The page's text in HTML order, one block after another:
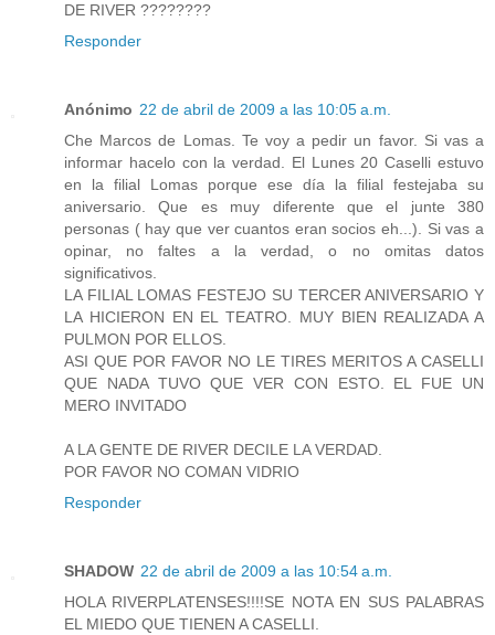
DE RIVER ????????
Responder
Anónimo 22 de abril de 2009 a las 10:05 a.m.
Che Marcos de Lomas. Te voy a pedir un favor. Si vas a
informar hacelo con la verdad. El Lunes 20 Caselli estuvo
en la filial Lomas porque ese día la filial festejaba su
aniversario. Que es muy diferente que el junte 380
personas ( hay que ver cuantos eran socios eh...). Si vas a
opinar, no faltes a la verdad, o no omitas datos
significativos.
LA FILIAL LOMAS FESTEJO SU TERCER ANIVERSARIO Y
LA HICIERON EN EL TEATRO. MUY BIEN REALIZADA A
PULMON POR ELLOS.
ASI QUE POR FAVOR NO LE TIRES MERITOS A CASELLI
QUE NADA TUVO QUE VER CON ESTO. EL FUE UN
MERO INVITADO
A LA GENTE DE RIVER DECILE LA VERDAD.
POR FAVOR NO COMAN VIDRIO
Responder
SHADOW 22 de abril de 2009 a las 10:54 a.m.
HOLA RIVERPLATENSES!!!!SE NOTA EN SUS PALABRAS
EL MIEDO QUE TIENEN A CASELLI.